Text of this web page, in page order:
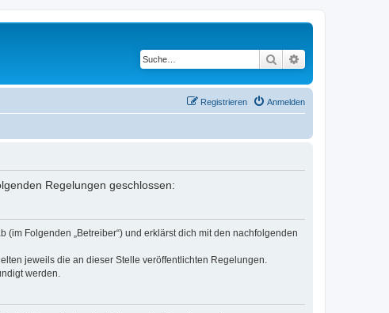
Suche
Anmelden
Registrieren
Regelungen geschlossen:
(im Folgenden „Betreiber“) und erklärst dich mit den nachfolgenden
jeweils die an dieser Stelle veröffentlichten Regelungen.
werden.